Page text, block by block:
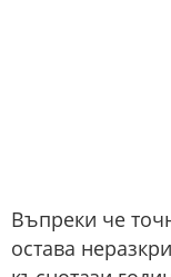
Въпреки че
остава